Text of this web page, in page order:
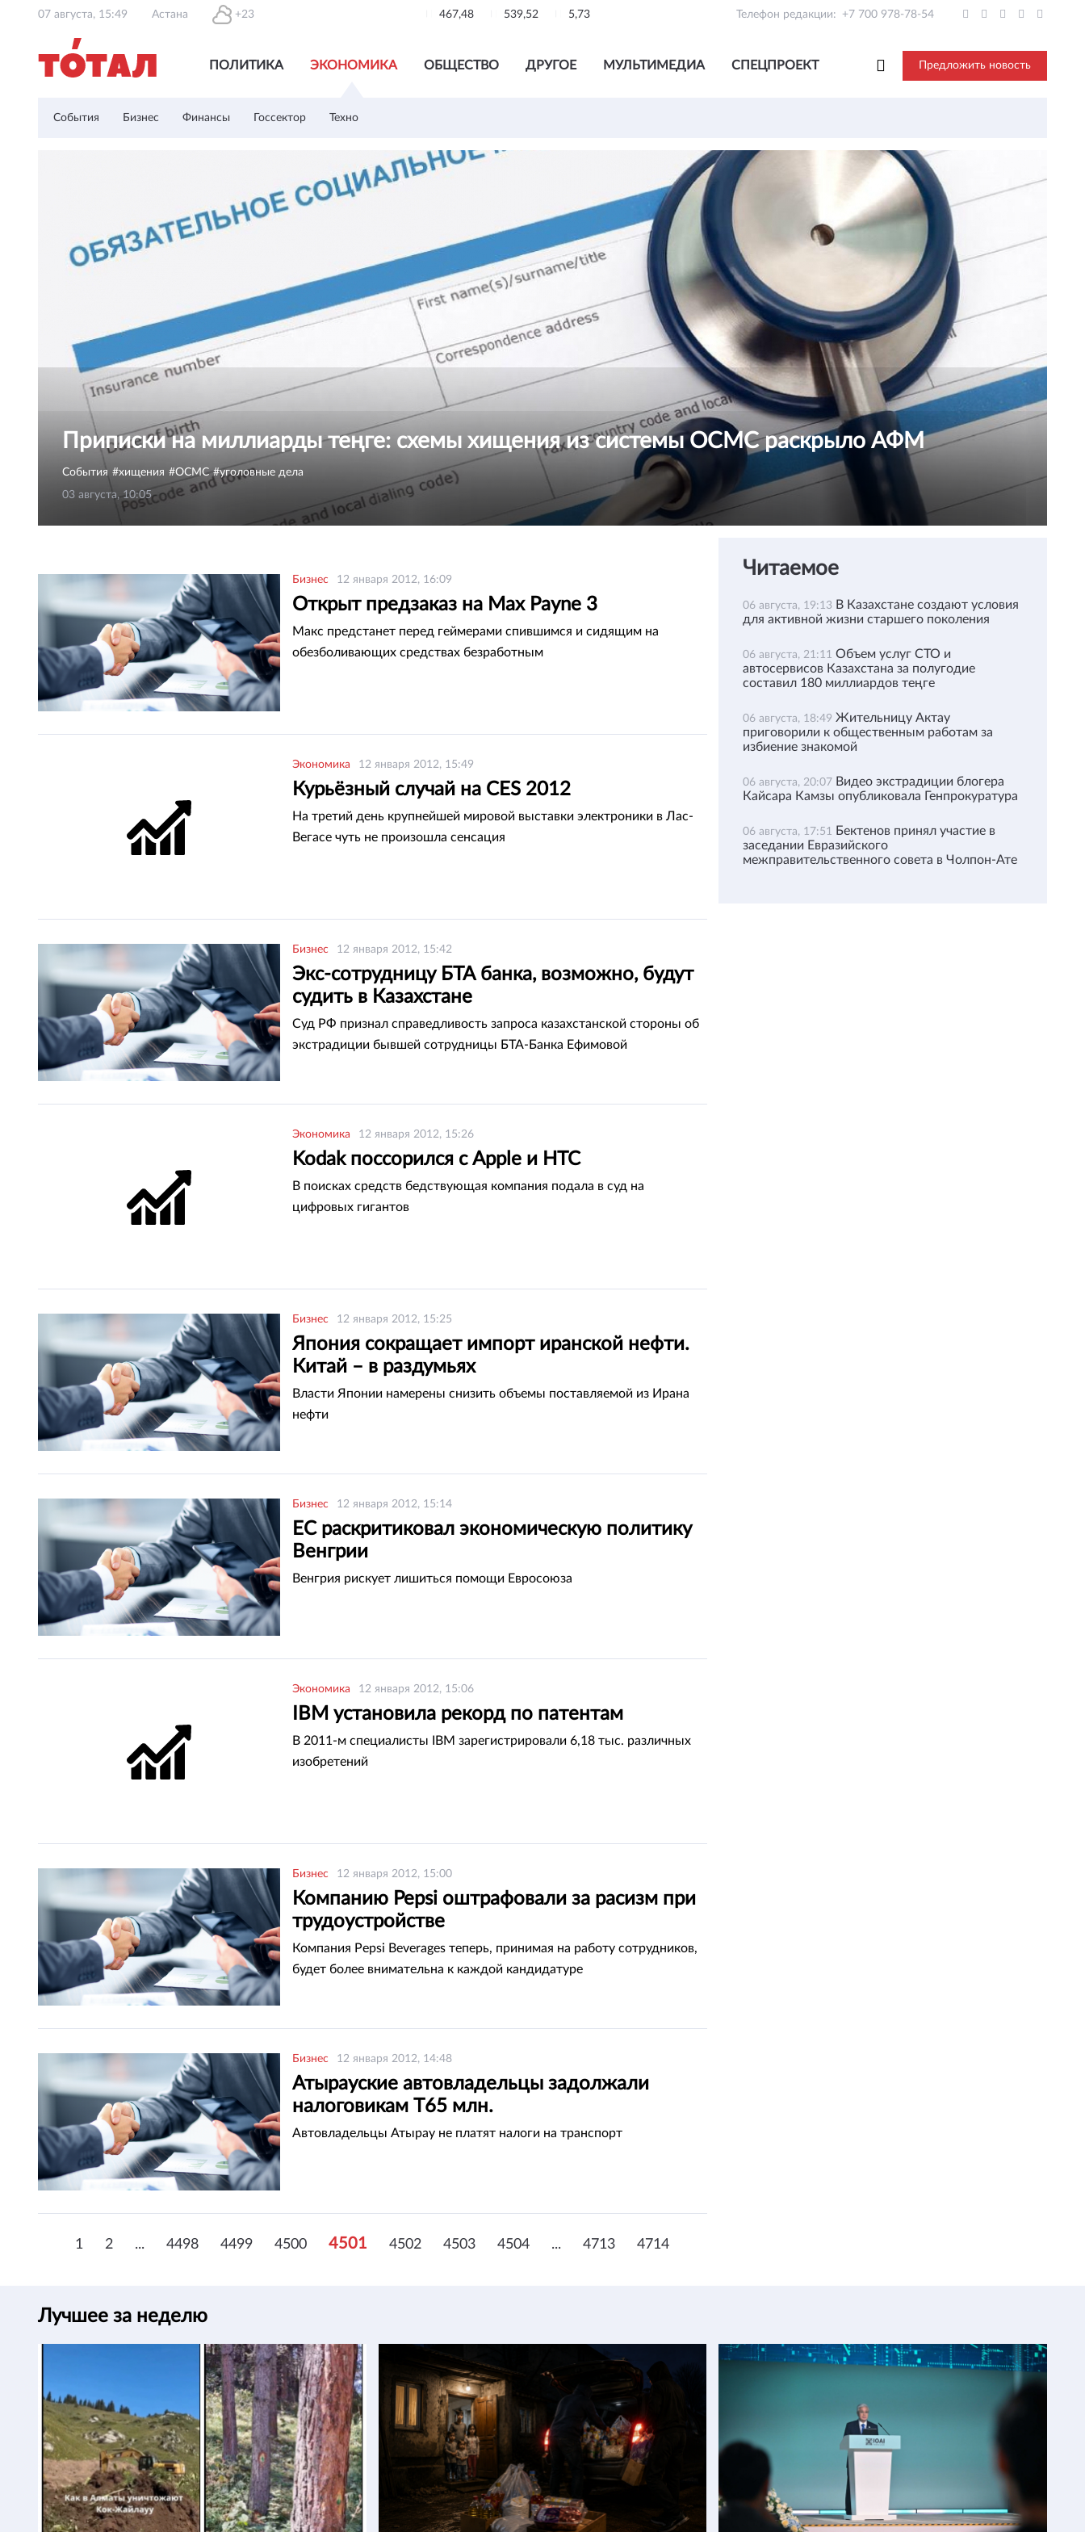
07 августа, 15:49 Астана +23 467,48 539,52 5,73 Телефон редакции: +7 700 978-78-54
ПОЛИТИКА ЭКОНОМИКА ОБЩЕСТВО ДРУГОЕ МУЛЬТИМЕДИА СПЕЦПРОЕКТ Предложить новость
События Бизнес Финансы Госсектор Техно
Приписки на миллиарды теңге: схемы хищения из системы ОСМС раскрыло АФМ
События хищения ОСМС
уголовные дела
03 августа, 10:05
Бизнес 12 января 2012, 16:09
Открыт предзаказ на Max Payne 3
Макс предстанет перед геймерами спившимся и сидящим на
обезболивающих средствах безработным
Экономика 12 января 2012, 15:49
Курьёзный случай на CES 2012
На третий день крупнейшей мировой выставки электроники в Лас-
Вегасе чуть не произошла сенсация
Бизнес 12 января 2012, 15:42
Экс-сотрудницу БТА банка, возможно, будут
судить в Казахстане
Суд РФ признал справедливость запроса казахстанской стороны об
экстрадиции бывшей сотрудницы БТА-Банка Ефимовой
Экономика 12 января 2012, 15:26
Kodak поссорился с Apple и HTC
В поисках средств бедствующая компания подала в суд на
цифровых гигантов
Бизнес 12 января 2012, 15:25
Япония сокращает импорт иранской нефти.
Китай – в раздумьях
Власти Японии намерены снизить объемы поставляемой из Ирана
нефти
Бизнес 12 января 2012, 15:14
ЕС раскритиковал экономическую политику
Венгрии
Венгрия рискует лишиться помощи Евросоюза
Экономика 12 января 2012, 15:06
IBM установила рекорд по патентам
В 2011-м специалисты IBM зарегистрировали 6,18 тыс. различных
изобретений
Бизнес 12 января 2012, 15:00
Компанию Pepsi оштрафовали за расизм при
трудоустройстве
Компания Pepsi Beverages теперь, принимая на работу сотрудников,
будет более внимательна к каждой кандидатуре
Бизнес 12 января 2012, 14:48
Атырауские автовладельцы задолжали
налоговикам Т65 млн.
Автовладельцы Атырау не платят налоги на транспорт
1 2 ... 4498 4499 4500 4501 4502 4503 4504 ... 4713 4714
Читаемое
06 августа, 19:13 В Казахстане создают условия
для активной жизни старшего поколения
06 августа, 21:11 Объем услуг СТО и
автосервисов Казахстана за полугодие
составил 180 миллиардов теңге
06 августа, 18:49 Жительницу Актау
приговорили к общественным работам за
избиение знакомой
06 августа, 20:07 Видео экстрадиции блогера
Кайсара Камзы опубликовала Генпрокуратура
06 августа, 17:51 Бектенов принял участие в
заседании Евразийского
межправительственного совета в Чолпон-Ате
Лучшее за неделю